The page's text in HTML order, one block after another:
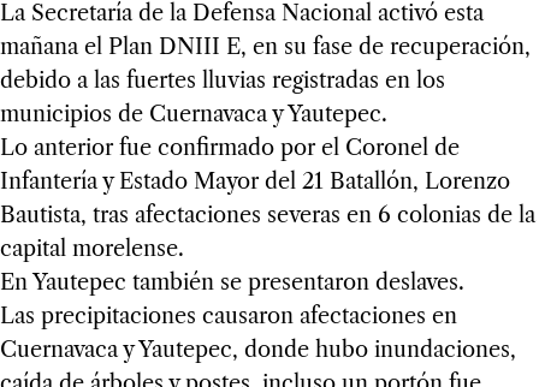
La Secretaría de la Defensa Nacional activó esta
mañana el Plan DNIII E, en su fase de recuperación,
debido a las fuertes lluvias registradas en los
municipios de Cuernavaca y Yautepec.
Lo anterior fue confirmado por el Coronel de
Infantería y Estado Mayor del 21 Batallón, Lorenzo
Bautista, tras afectaciones severas en 6 colonias de la
capital morelense.
En Yautepec también se presentaron deslaves.
Las precipitaciones causaron afectaciones en
Cuernavaca y Yautepec, donde hubo inundaciones,